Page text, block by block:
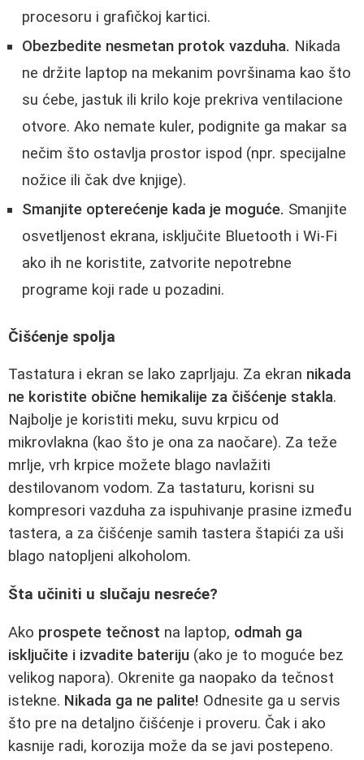
procesoru i grafičkoj kartici.
Obezbedite nesmetan protok vazduha. Nikada
ne držite laptop na mekanim površinama kao što
su ćebe, jastuk ili krilo koje prekriva ventilacione
otvore. Ako nemate kuler, podignite ga makar sa
nečim što ostavlja prostor ispod (npr. specijalne
nožice ili čak dve knjige).
Smanjite opterećenje kada je moguće. Smanjite
osvetljenost ekrana, isključite Bluetooth i Wi-Fi
ako ih ne koristite, zatvorite nepotrebne
programe koji rade u pozadini.
Čišćenje spolja
Tastatura i ekran se lako zaprljaju. Za ekran nikada
ne koristite obične hemikalije za čišćenje stakla.
Najbolje je koristiti meku, suvu krpicu od
mikrovlakna (kao što je ona za naočare). Za teže
mrlje, vrh krpice možete blago navlažiti
destilovanom vodom. Za tastaturu, korisni su
kompresori vazduha za ispuhivanje prasine između
tastera, a za čišćenje samih tastera štapići za uši
blago natopljeni alkoholom.
Šta učiniti u slučaju nesreće?
Ako prospete tečnost na laptop, odmah ga
isključite i izvadite bateriju (ako je to moguće bez
velikog napora). Okrenite ga naopako da tečnost
istekne. Nikada ga ne palite! Odnesite ga u servis
što pre na detaljno čišćenje i proveru. Čak i ako
kasnije radi, korozija može da se javi postepeno.